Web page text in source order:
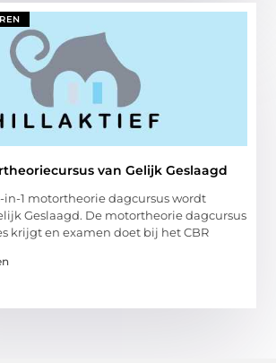
van Gelijk Geslaagd
in-1 motortheorie dagcursus wordt
Geslaagd. De motortheorie dagcursus
krijgt en examen doet bij het CBR